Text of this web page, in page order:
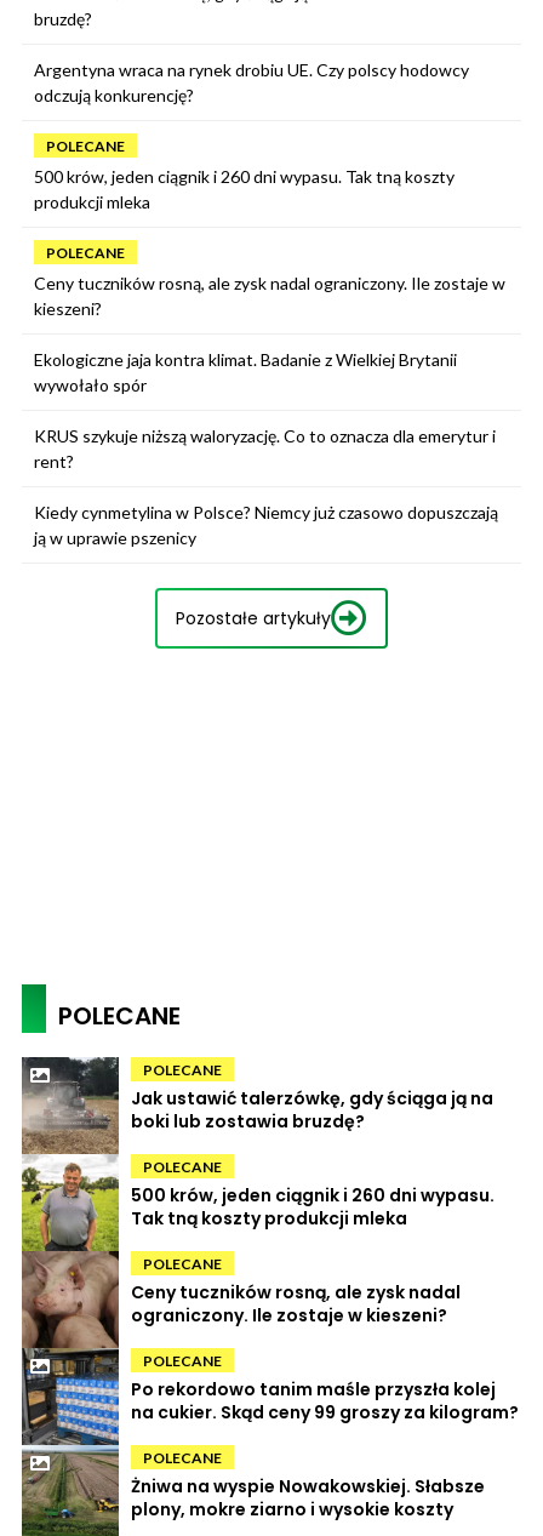
bruzdę?
Argentyna wraca na rynek drobiu UE. Czy polscy hodowcy
odczują konkurencję?
POLECANE
500 krów, jeden ciągnik i 260 dni wypasu. Tak tną koszty
produkcji mleka
POLECANE
Ceny tuczników rosną, ale zysk nadal ograniczony. Ile zostaje w
kieszeni?
Ekologiczne jaja kontra klimat. Badanie z Wielkiej Brytanii
wywołało spór
KRUS szykuje niższą waloryzację. Co to oznacza dla emerytur i
rent?
Kiedy cynmetylina w Polsce? Niemcy już czasowo dopuszczają
ją w uprawie pszenicy
Pozostałe artykuły
POLECANE
POLECANE
Jak ustawić talerzówkę, gdy ściąga ją na
boki lub zostawia bruzdę?
POLECANE
500 krów, jeden ciągnik i 260 dni wypasu.
Tak tną koszty produkcji mleka
POLECANE
Ceny tuczników rosną, ale zysk nadal
ograniczony. Ile zostaje w kieszeni?
POLECANE
Po rekordowo tanim maśle przyszła kolej
na cukier. Skąd ceny 99 groszy za kilogram?
POLECANE
Żniwa na wyspie Nowakowskiej. Słabsze
plony, mokre ziarno i wysokie koszty